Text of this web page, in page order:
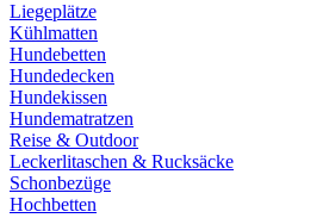
Liegeplätze
Kühlmatten
Hundebetten
Hundedecken
Hundekissen
Hundematratzen
Reise & Outdoor
Leckerlitaschen & Rucksäcke
Schonbezüge
Hochbetten